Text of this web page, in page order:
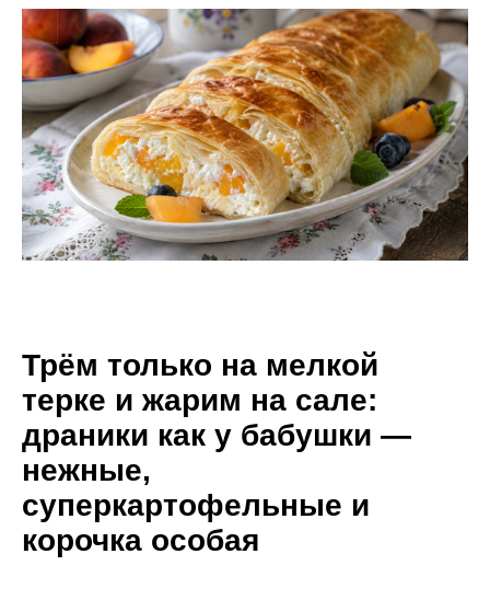
Трём только на мелкой
терке и жарим на сале:
драники как у бабушки —
нежные,
суперкартофельные и
корочка особая